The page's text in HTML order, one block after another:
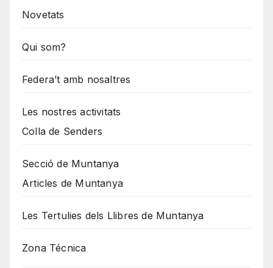
Novetats
Qui som?
Federa’t amb nosaltres
Les nostres activitats
Colla de Senders
Secció de Muntanya
Articles de Muntanya
Les Tertulies dels Llibres de Muntanya
Zona Técnica